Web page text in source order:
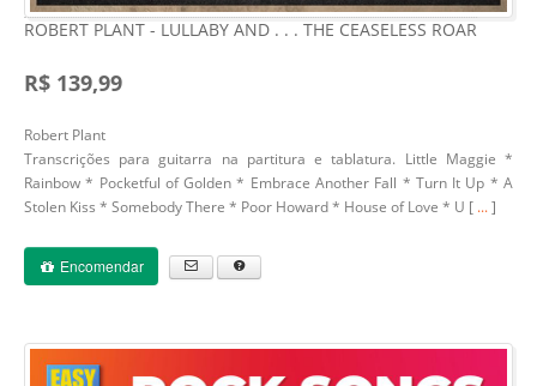
ROBERT PLANT - LULLABY AND . . . THE CEASELESS ROAR
R$ 139,99
Robert Plant
Transcrições para guitarra na partitura e tablatura. Little Maggie *
Rainbow * Pocketful of Golden * Embrace Another Fall * Turn It Up * A
Stolen Kiss * Somebody There * Poor Howard * House of Love * U [ ...]
Encomendar